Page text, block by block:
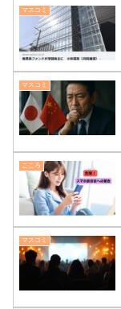
マスコミ
マスコミ
こころ
マスコミ